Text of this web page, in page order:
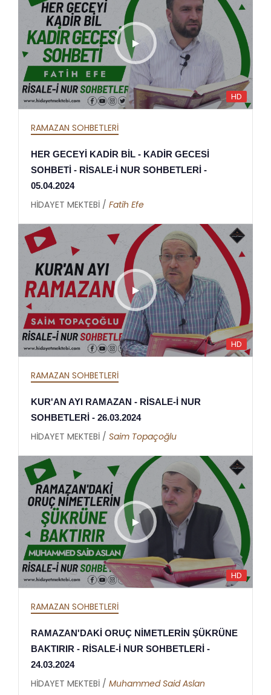
HD
RAMAZAN SOHBETLERİ
HER GECEYİ KADİR BİL - KADİR GECESİ
SOHBETİ - RİSALE-İ NUR SOHBETLERİ -
05.04.2024
HİDAYET MEKTEBİ / Fatih Efe
HD
RAMAZAN SOHBETLERİ
KUR'AN AYI RAMAZAN - RİSALE-İ NUR
SOHBETLERİ - 26.03.2024
HİDAYET MEKTEBİ / Saim Topaçoğlu
HD
RAMAZAN SOHBETLERİ
RAMAZAN'DAKİ ORUÇ NİMETLERİN ŞÜKRÜNE
BAKTIRIR - RİSALE-İ NUR SOHBETLERİ -
24.03.2024
HİDAYET MEKTEBİ / Muhammed Said Aslan